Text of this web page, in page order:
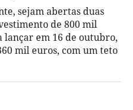
sejam abertas duas
de 800 mil
lançar em 16 de outubro,
mil euros, com um teto